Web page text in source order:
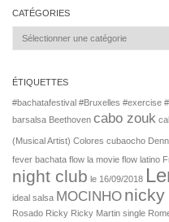
CATÉGORIES
Catégories
ÉTIQUETTES
#bachatafestival #Bruxelles #exercise
barsalsa Beethoven cabo zouk
(Musical Artist) Colores cubaocho
fever bachata flow la movie flow latino
night club le 16/09/2018
ideal salsa MOCINHO nicky
Rosado Ricky Ricky Martin single